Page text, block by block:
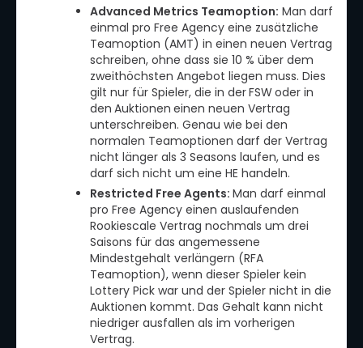
Advanced Metrics Teamoption: Man darf
einmal pro Free Agency eine zusätzliche
Teamoption (AMT) in einen neuen Vertrag
schreiben, ohne dass sie 10 % über dem
zweithöchsten Angebot liegen muss. Dies
gilt nur für Spieler, die in derFSWoder in
den Auktionen einen neuen Vertrag
unterschreiben. Genau wie bei den
normalen Teamoptionen darf der Vertrag
nicht länger als 3 Seasons laufen, und es
darf sich nicht um eine HE handeln.
Restricted Free Agents: Man darf einmal
pro Free Agency einen auslaufenden
Rookiescale Vertrag nochmals um drei
Saisons für das angemessene
Mindestgehalt verlängern (RFA
Teamoption), wenn dieser Spieler kein
Lottery Pick war und der Spieler nicht in die
Auktionen kommt. Das Gehalt kann nicht
niedriger ausfallen als im vorherigen
Vertrag.